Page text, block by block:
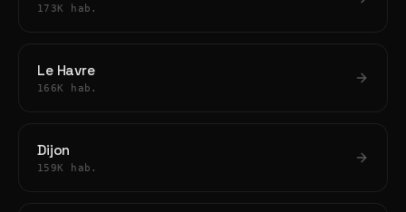
173K hab.
Le Havre
166K hab.
Dijon
159K hab.